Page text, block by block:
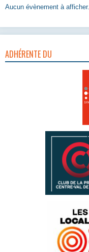
Aucun évènement à afficher.
ADHÉRENTE DU